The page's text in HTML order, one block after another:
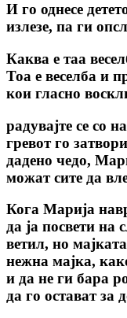
И го однесе
излезе, па ги
Каква е таа
Тоа е веселба и
кои гласно
радувајте се со
гревот го
дадено чедо,
можат сите да
Кога Марија
да jа посвети на
ветил, но
нежна мајка,
и да не ги бара
да го остават за